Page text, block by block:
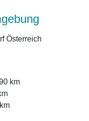
Österreich
km